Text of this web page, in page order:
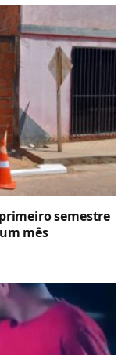
semestre
mês